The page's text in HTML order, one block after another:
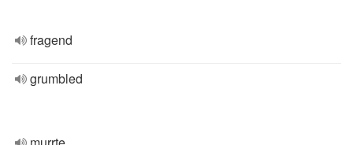
fragend
grumbled